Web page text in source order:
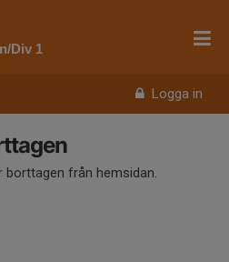
Logga in
Div 1
från hemsidan.